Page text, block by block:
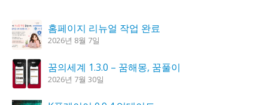
홈페이지 리뉴얼 작업 완료
2026년 8월 7일
꿈의세계 1.3.0 – 꿈해몽, 꿈풀이
2026년 7월 30일